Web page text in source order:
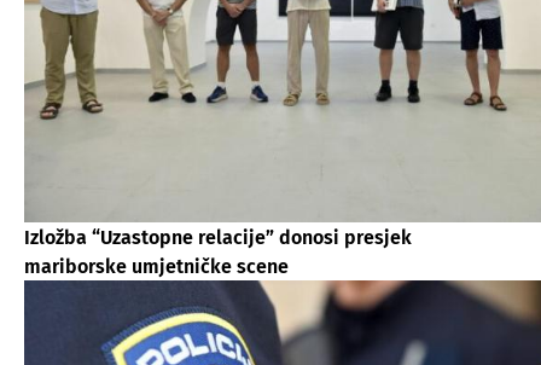
Izložba “Uzastopne relacije” donosi presjek
mariborske umjetničke scene